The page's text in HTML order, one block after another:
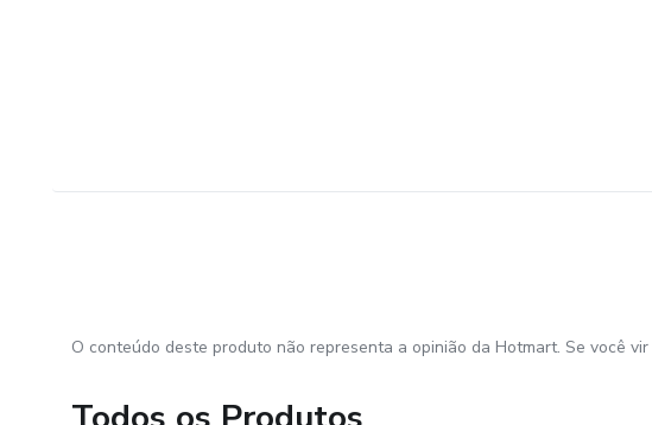
O conteúdo deste produto não representa a opinião da Hotmart. Se você